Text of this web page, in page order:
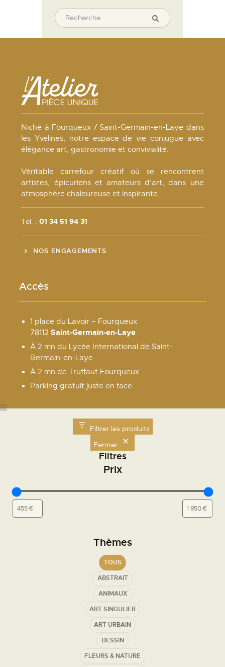
Filtrer les produits
Fermer
Filtres
Prix
Thèmes
TOUS
ABSTRAIT
ANIMAUX
ART SINGULIER
ART URBAIN
DESSIN
FLEURS & NATURE
Niché à Fourqueux / Saint-Germain-en-Laye dans
les Yvelines, notre espace de vie conjugue avec
élégance art, gastronomie et convivialité.
Véritable carrefour créatif où se rencontrent
artistes, épicuriens et amateurs d’art, dans une
atmosphère chaleureuse et inspirante.
Tel. :01 34 51 94 31
NOS ENGAGEMENTS
Accès
1 place du Lavoir – Fourqueux
78112Saint-Germain-en-Laye
À 2 mn du Lycée International de Saint-
Germain-en-Laye
À 2 mn de Truffaut Fourqueux
Parking gratuit juste en face
VISITEZ LA GALERIE
NOS PROFESSEURS
L'ENCADREMENT
LE MATÉRIEL BEAUX-ARTS
LE MARCHÉ DE L'ART DE ST GERMAIN
Mercredi de 8h30 à 19h00